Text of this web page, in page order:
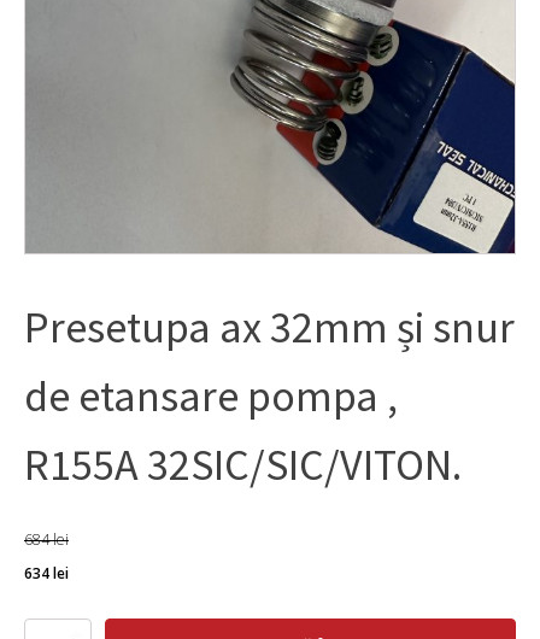
Presetupa ax 32mm și snur
de etansare pompa ,
R155A 32SIC/SIC/VITON.
684lei
Prețul
634leiPrețul